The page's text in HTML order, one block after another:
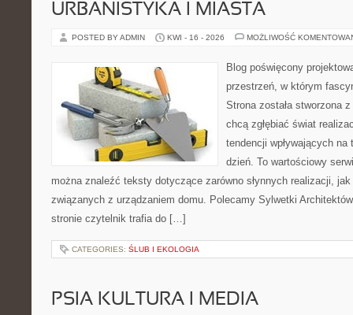
URBANISTYKA I MIASTA
POSTED BY ADMIN KWI - 16 - 2026 MOŻLIWOŚĆ
Blog poświęcony
przestrzeń, w którym
Strona została stworzona
chcą zgłębiać świat
tendencji wpływających
dzień. To wartościowy
można znaleźć teksty dotyczące zarówno słynnych realizacji,
związanych z urządzaniem domu. Polecamy Sylwetki
stronie czytelnik trafia do […]
CATEGORIES: ŚLUB I EKOLOGIA
PSIA KULTURA I MEDIA